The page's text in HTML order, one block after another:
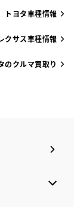
トヨタ車種情報
クサス車種情報
のクルマ買取り